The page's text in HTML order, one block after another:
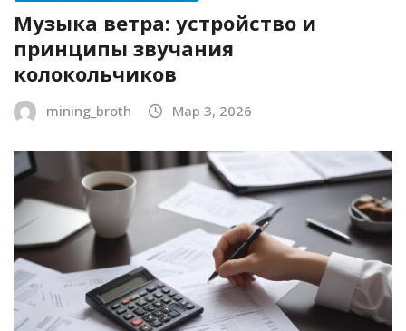
Музыка ветра: устройство и
принципы звучания
колокольчиков
mining_broth Мар 3, 2026